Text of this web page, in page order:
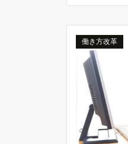
働き方改革